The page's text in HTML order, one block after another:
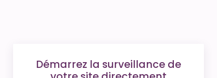
Démarrez la surveillance de